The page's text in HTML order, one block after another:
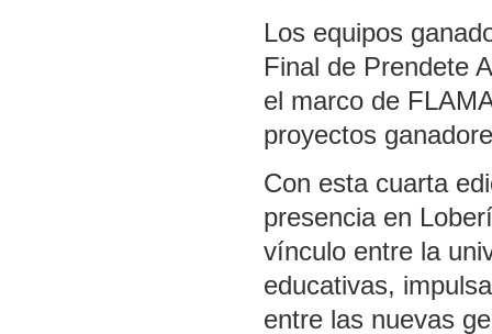
Los equipos
Final de Prendete
el marco de
proyectos
Con esta cuarta
presencia en
vínculo entre la
educativas,
entre las nuevas